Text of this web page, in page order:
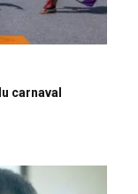
carnaval